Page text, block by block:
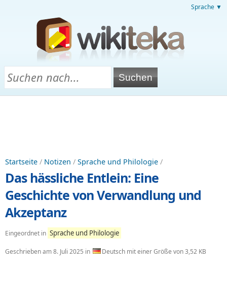
Sprache ▼
Startseite / Notizen / Sprache und Philologie /
Das hässliche Entlein: Eine
Geschichte von Verwandlung und
Akzeptanz
Eingeordnet in Sprache und Philologie
Geschrieben am8. Juli 2025 in Deutsch mit einer Größe von 3,52 KB